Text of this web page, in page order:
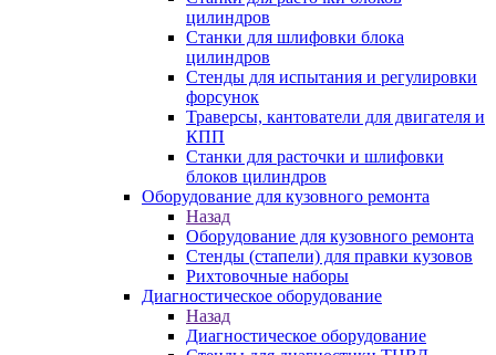
цилиндров
Станки для шлифовки блока
цилиндров
Стенды для испытания и регулировки
форсунок
Траверсы, кантователи для двигателя и
КПП
Станки для расточки и шлифовки
блоков цилиндров
Оборудование для кузовного ремонта
Назад
Оборудование для кузовного ремонта
Стенды (стапели) для правки кузовов
Рихтовочные наборы
Диагностическое оборудование
Назад
Диагностическое оборудование